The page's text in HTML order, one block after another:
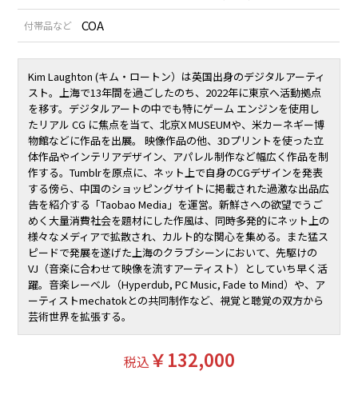
付帯品など COA
Kim Laughton (キム・ロートン）は英国出身のデジタルアーティ
スト。上海で13年間を過ごしたのち、2022年に東京へ活動拠点
を移す。デジタルアートの中でも特にゲーム エンジンを使用し
たリアル CG に焦点を当て、北京X MUSEUMや、米カーネギー博
物館などに作品を出展。 映像作品の他、3Dプリントを使った立
体作品やインテリアデザイン、アパレル制作など幅広く作品を制
作する。Tumblrを原点に、ネット上で自身のCGデザインを発表
する傍ら、中国のショッピングサイトに掲載された過激な出品広
告を紹介する「Taobao Media」を運営。新鮮さへの欲望でうご
めく大量消費社会を題材にした作風は、同時多発的にネット上の
様々なメディアで拡散され、カルト的な関心を集める。また猛ス
ピードで発展を遂げた上海のクラブシーンにおいて、先駆けの
VJ（音楽に合わせて映像を流すアーティスト）としていち早く活
躍。音楽レーベル（Hyperdub, PC Music, Fade to Mind）や、ア
ーティストmechatokとの共同制作など、視覚と聴覚の双方から
芸術世界を拡張する。
税込￥132,000